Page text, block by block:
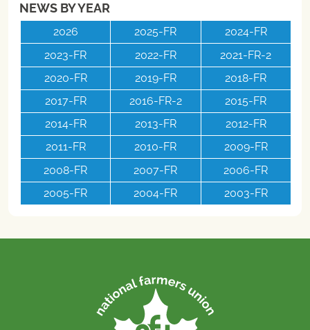
NEWS BY YEAR
2026 2025-FR
2024-FR
2023-FR
2022-FR
2021-FR-2
2020-FR
2019-FR
2018-FR
2017-FR
2016-FR-2
2015-FR
2014-FR
2013-FR
2012-FR
2011-FR
2010-FR
2009-FR
2008-FR
2007-FR
2006-FR
2005-FR
2004-FR 2003-FR